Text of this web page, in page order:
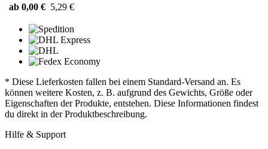
ab 0,00 € 5,29 €
* Diese Lieferkosten fallen bei einem Standard-Versand an. Es
können weitere Kosten, z. B. aufgrund des Gewichts, Größe oder
Eigenschaften der Produkte, entstehen. Diese Informationen findest
du direkt in der Produktbeschreibung.
Hilfe & Support